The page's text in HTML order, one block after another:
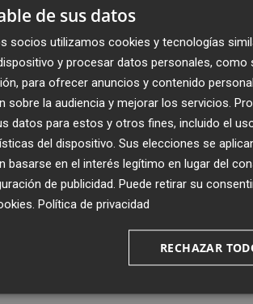
y especialmente
a ayudar al sector musical
la sociedad actual, y
específicas de promoción del uso
lengua propia, con el fin último
de sus datos
socios utilizamos cookies y tecnologías
y procesar datos personales, como
para ofrecer anuncios y contenido
sobre la audiencia y mejorar los servicios.
datos para estos y otros fines, incluido el
del dispositivo. Sus elecciones se
basarse en el interés legítimo en lugar del
de publicidad . Puede retirar su
Política de privacidad
RECHAZAR